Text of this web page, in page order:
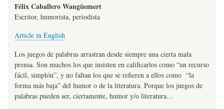
Félix Caballero Wangüemert
Escritor, humorista, periodista
Article in English
Los juegos de palabras arrastran desde siempre una cierta mala
prensa. Son muchos los que insisten en calificarlos como “un recurso
fácil, simplón”, y no faltan los que se refieren a ellos como “la
forma más baja” del humor o de la literatura. Porque los juegos de
palabras pueden ser, ciertamente, humor y/o literatura…